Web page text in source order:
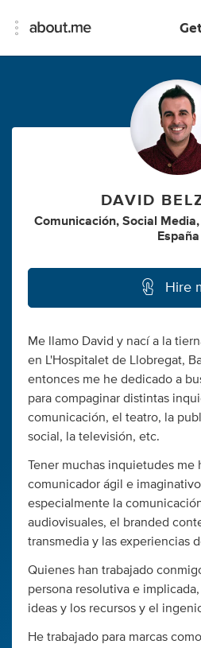
DAVID
Comunicación, Social Media,
España
Hire
Me llamo David y nací a la
en L'Hospitalet de Llobregat,
entonces me he dedicado a
para compaginar distintas
comunicación, el teatro, la
social, la televisión, etc.
Tener muchas inquietudes me
comunicador ágil e
especialmente la
audiovisuales, el branded
transmedia y las experiencias
Quienes han trabajado
persona resolutiva e
ideas y los recursos y el
He trabajado para marcas